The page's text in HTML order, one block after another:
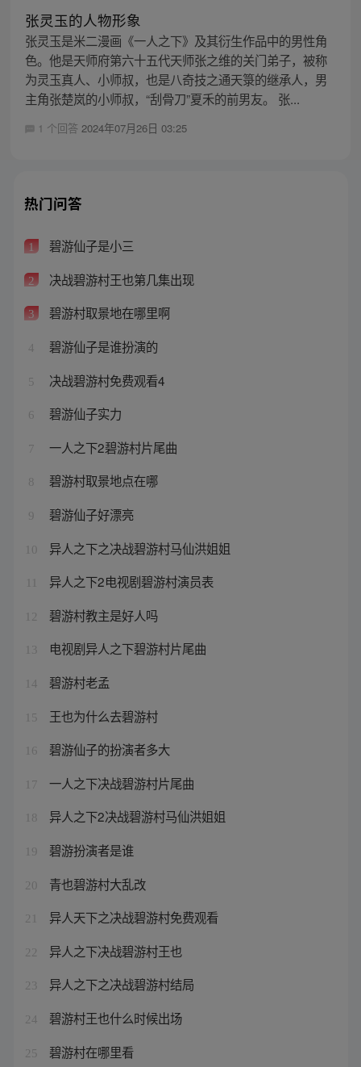
张灵玉的人物形象
张灵玉是米二漫画《一人之下》及其衍生作品中的男性角
色。他是天师府第六十五代天师张之维的关门弟子，被称
为灵玉真人、小师叔，也是八奇技之通天箓的继承人，男
主角张楚岚的小师叔，“刮骨刀”夏禾的前男友。 张...
1 个回答 2024年07月26日 03:25
热门问答
1 碧游仙子是小三
2 决战碧游村王也第几集出现
3 碧游村取景地在哪里啊
4 碧游仙子是谁扮演的
5 决战碧游村免费观看4
6 碧游仙子实力
7 一人之下2碧游村片尾曲
8 碧游村取景地点在哪
9 碧游仙子好漂亮
10 异人之下之决战碧游村马仙洪姐姐
异人之下2电视剧碧游村演员表
12 碧游村教主是好人吗
13 电视剧异人之下碧游村片尾曲
14 碧游村老孟
15 王也为什么去碧游村
16 碧游仙子的扮演者多大
17 一人之下决战碧游村片尾曲
18 异人之下2决战碧游村马仙洪姐姐
19 碧游扮演者是谁
20 青也碧游村大乱改
21 异人天下之决战碧游村免费观看
22 异人之下决战碧游村王也
23 异人之下之决战碧游村结局
24 碧游村王也什么时候出场
25 碧游村在哪里看